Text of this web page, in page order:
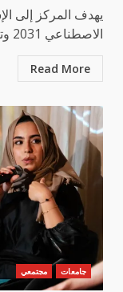
يهدف المركز إلى
الاصطناعي 2031 وتعزيز مكانة رأس الخيمة كمركز إقليمي...
Read More
جامعات مجتمعي